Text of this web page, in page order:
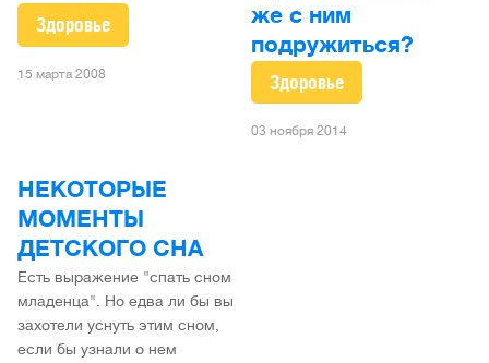
Здоровье
15 марта 2008
же с ним
подружиться?
Здоровье
03 ноября 2014
НЕКОТОРЫЕ
МОМЕНТЫ
ДЕТСКОГО СНА
Есть выражение "спать сном
младенца". Но едва ли бы вы
захотели уснуть этим сном,
если бы узнали о нем